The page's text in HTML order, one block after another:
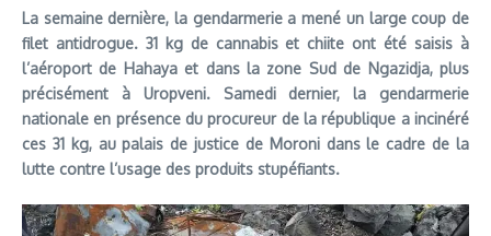
La semaine dernière, la gendarmerie a mené un large coup de
filet antidrogue. 31 kg de cannabis et chiite ont été saisis à
l’aéroport de Hahaya et dans la zone Sud de Ngazidja, plus
précisément à Uropveni. Samedi dernier, la gendarmerie
nationale en présence du procureur de la république a incinéré
ces 31 kg, au palais de justice de Moroni dans le cadre de la
lutte contre l’usage des produits stupéfiants.